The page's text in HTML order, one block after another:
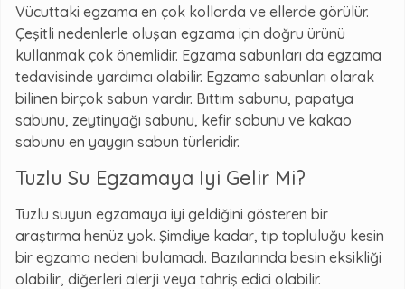
Vücuttaki egzama en çok kollarda ve ellerde görülür.
Çeşitli nedenlerle oluşan egzama için doğru ürünü
kullanmak çok önemlidir. Egzama sabunları da egzama
tedavisinde yardımcı olabilir. Egzama sabunları olarak
bilinen birçok sabun vardır. Bıttım sabunu, papatya
sabunu, zeytinyağı sabunu, kefir sabunu ve kakao
sabunu en yaygın sabun türleridir.
Tuzlu Su Egzamaya Iyi Gelir Mi?
Tuzlu suyun egzamaya iyi geldiğini gösteren bir
araştırma henüz yok. Şimdiye kadar, tıp topluluğu kesin
bir egzama nedeni bulamadı. Bazılarında besin eksikliği
olabilir, diğerleri alerji veya tahriş edici olabilir.